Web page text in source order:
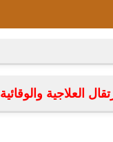
العلاجية والوقائية